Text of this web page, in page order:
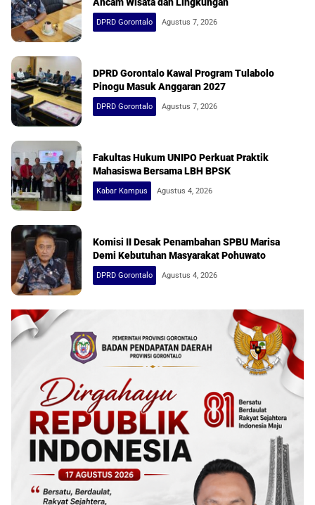
Ancam Wisata dan Lingkungan
DPRD Gorontalo Agustus 7, 2026
DPRD Gorontalo Kawal Program Tulabolo
Pinogu Masuk Anggaran 2027
DPRD Gorontalo Agustus 7, 2026
Fakultas Hukum UNIPO Perkuat Praktik
Mahasiswa Bersama LBH BPSK
Kabar Kampus Agustus 4, 2026
Komisi II Desak Penambahan SPBU Marisa
Demi Kebutuhan Masyarakat Pohuwato
DPRD Gorontalo Agustus 4, 2026